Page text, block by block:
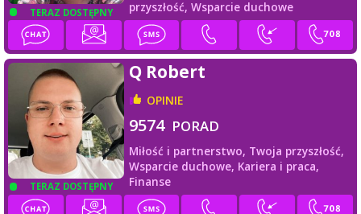
TERAZ DOSTĘPNY
przyszłość, Wsparcie duchowe
TERAZ DOSTĘPNY
Q Robert
OPINIE
9574 PORAD
Miłość i partnerstwo, Twoja przyszłość,
Wsparcie duchowe, Kariera i praca,
Finanse